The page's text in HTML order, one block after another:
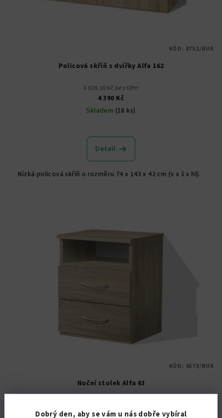
Dobrý den, aby se vám u nás dobře vybíral
Policová skříň s dvířky Alfa 162
3 628,10 Kč bez DPH
4 390 Kč
Skladem (18 ks)
Detail
Nízká policová skříň o rozměru 74 x 143 x 42 cm (v x š x hl).
KÓD: 8751/BUK
Noční stolek Alfa 63
2 450 Kč
KÓD: 6573/BUK